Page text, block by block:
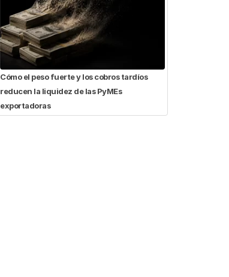
Cómo el peso fuerte y los cobros tardíos
reducen la liquidez de las PyMEs
exportadoras